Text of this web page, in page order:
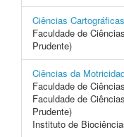
Ciências
Faculdade de
Prudente)
Ciências da
Faculdade de
Faculdade de
Prudente)
Instituto de